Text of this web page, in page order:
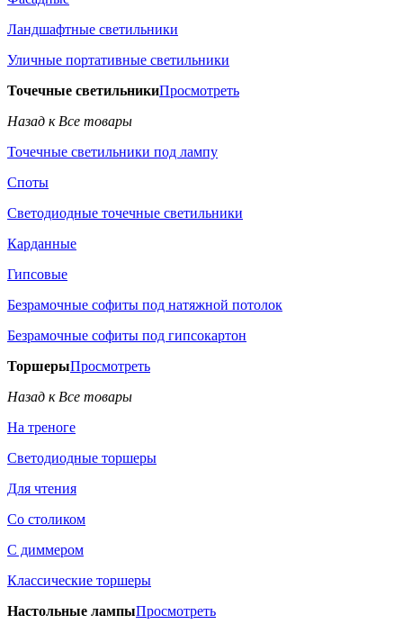
Ландшафтные светильники
Уличные портативные светильники
Точечные светильникиПросмотреть
Назад к Все товары
Точечные светильники под лампу
Споты
Светодиодные точечные светильники
Карданные
Гипсовые
Безрамочные софиты под натяжной потолок
Безрамочные софиты под гипсокартон
ТоршерыПросмотреть
Назад к Все товары
На треноге
Светодиодные торшеры
Для чтения
Со столиком
С диммером
Классические торшеры
Настольные лампыПросмотреть